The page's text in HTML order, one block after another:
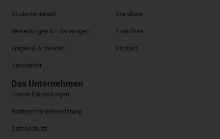
Studentenrabatt
Bewertungen & Erfahrungen
Fragen & Antworten
Newsletter
Standorte
Franchise
Kontakt
Das Unternehmen
Cookie Einstellungen
Barrierefreiheitserklärung
Datenschutz